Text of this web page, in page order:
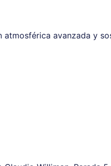
atmosférica avanzada y